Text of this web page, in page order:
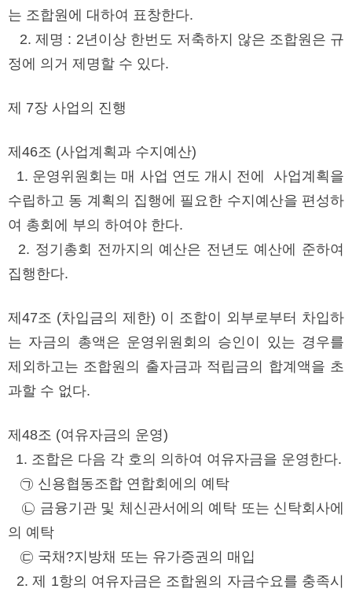
는 조합원에 대하여 표창한다.
2. 제명 : 2년이상 한번도 저축하지 않은 조합원은 규
정에 의거 제명할 수 있다.
제 7장 사업의 진행
제46조 (사업계획과 수지예산)
1. 운영위원회는 매 사업 연도 개시 전에 사업계획을
수립하고 동 계획의 집행에 필요한 수지예산을 편성하
여 총회에 부의 하여야 한다.
2. 정기총회 전까지의 예산은 전년도 예산에 준하여
집행한다.
제47조 (차입금의 제한) 이 조합이 외부로부터 차입하
는 자금의 총액은 운영위원회의 승인이 있는 경우를
제외하고는 조합원의 출자금과 적립금의 합계액을 초
과할 수 없다.
제48조 (여유자금의 운영)
1. 조합은 다음 각 호의 의하여 여유자금을 운영한다.
㉠ 신용협동조합 연합회에의 예탁
㉡ 금융기관 및 체신관서에의 예탁 또는 신탁회사에
의 예탁
㉢ 국채?지방채 또는 유가증권의 매입
2. 제 1항의 여유자금은 조합원의 자금수요를 충족시